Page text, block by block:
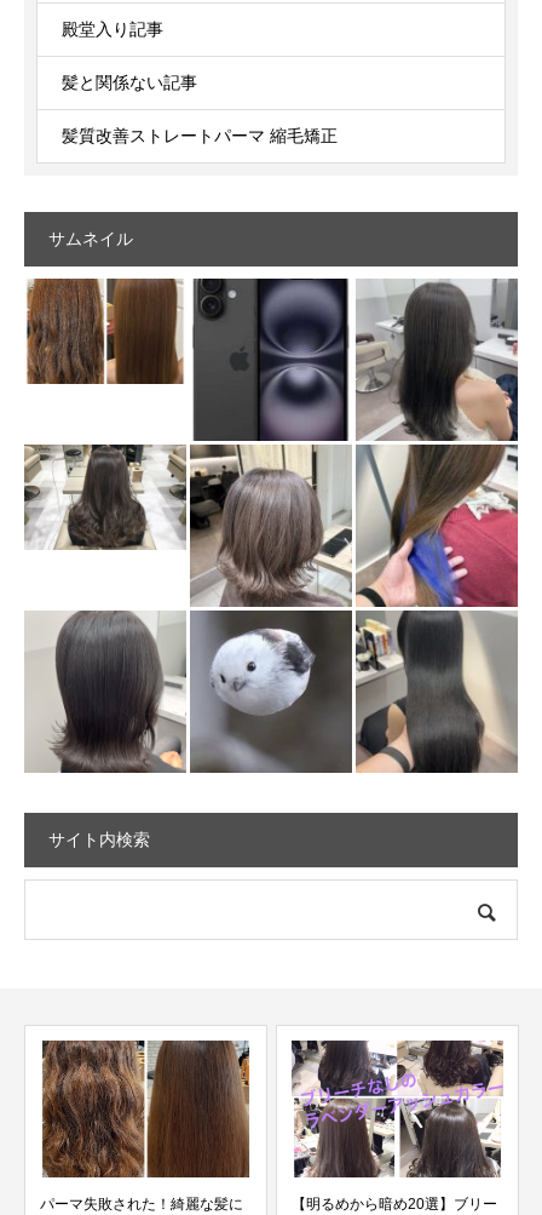
殿堂入り記事
髪と関係ない記事
髪質改善ストレートパーマ 縮毛矯正
サムネイル
サイト内検索
パーマ失敗された！綺麗な髪に 【明るめから暗め20選】ブリー